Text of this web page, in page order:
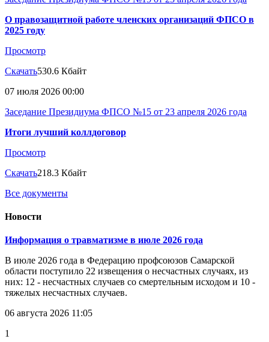
О правозащитной работе членских организаций ФПСО в
2025 году
Просмотр
Скачать530.6 Кбайт
07 июля 2026 00:00
Заседание Президиума ФПСО №15 от 23 апреля 2026 года
Итоги лучший коллдоговор
Просмотр
Скачать218.3 Кбайт
Все документы
Новости
Информация о травматизме в июле 2026 года
В июле 2026 года в Федерацию профсоюзов Самарской
области поступило 22 извещения о несчастных случаях, из
них: 12 - несчастных случаев со смертельным исходом и 10 -
тяжелых несчастных случаев.
06 августа 2026 11:05
1